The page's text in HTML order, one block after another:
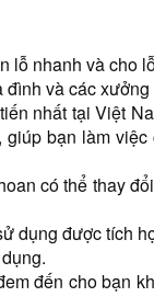
lỗ nhanh và cho
và các
nhất tại Việt
bạn làm
có thể thay
dụng được tích
đến cho bạn